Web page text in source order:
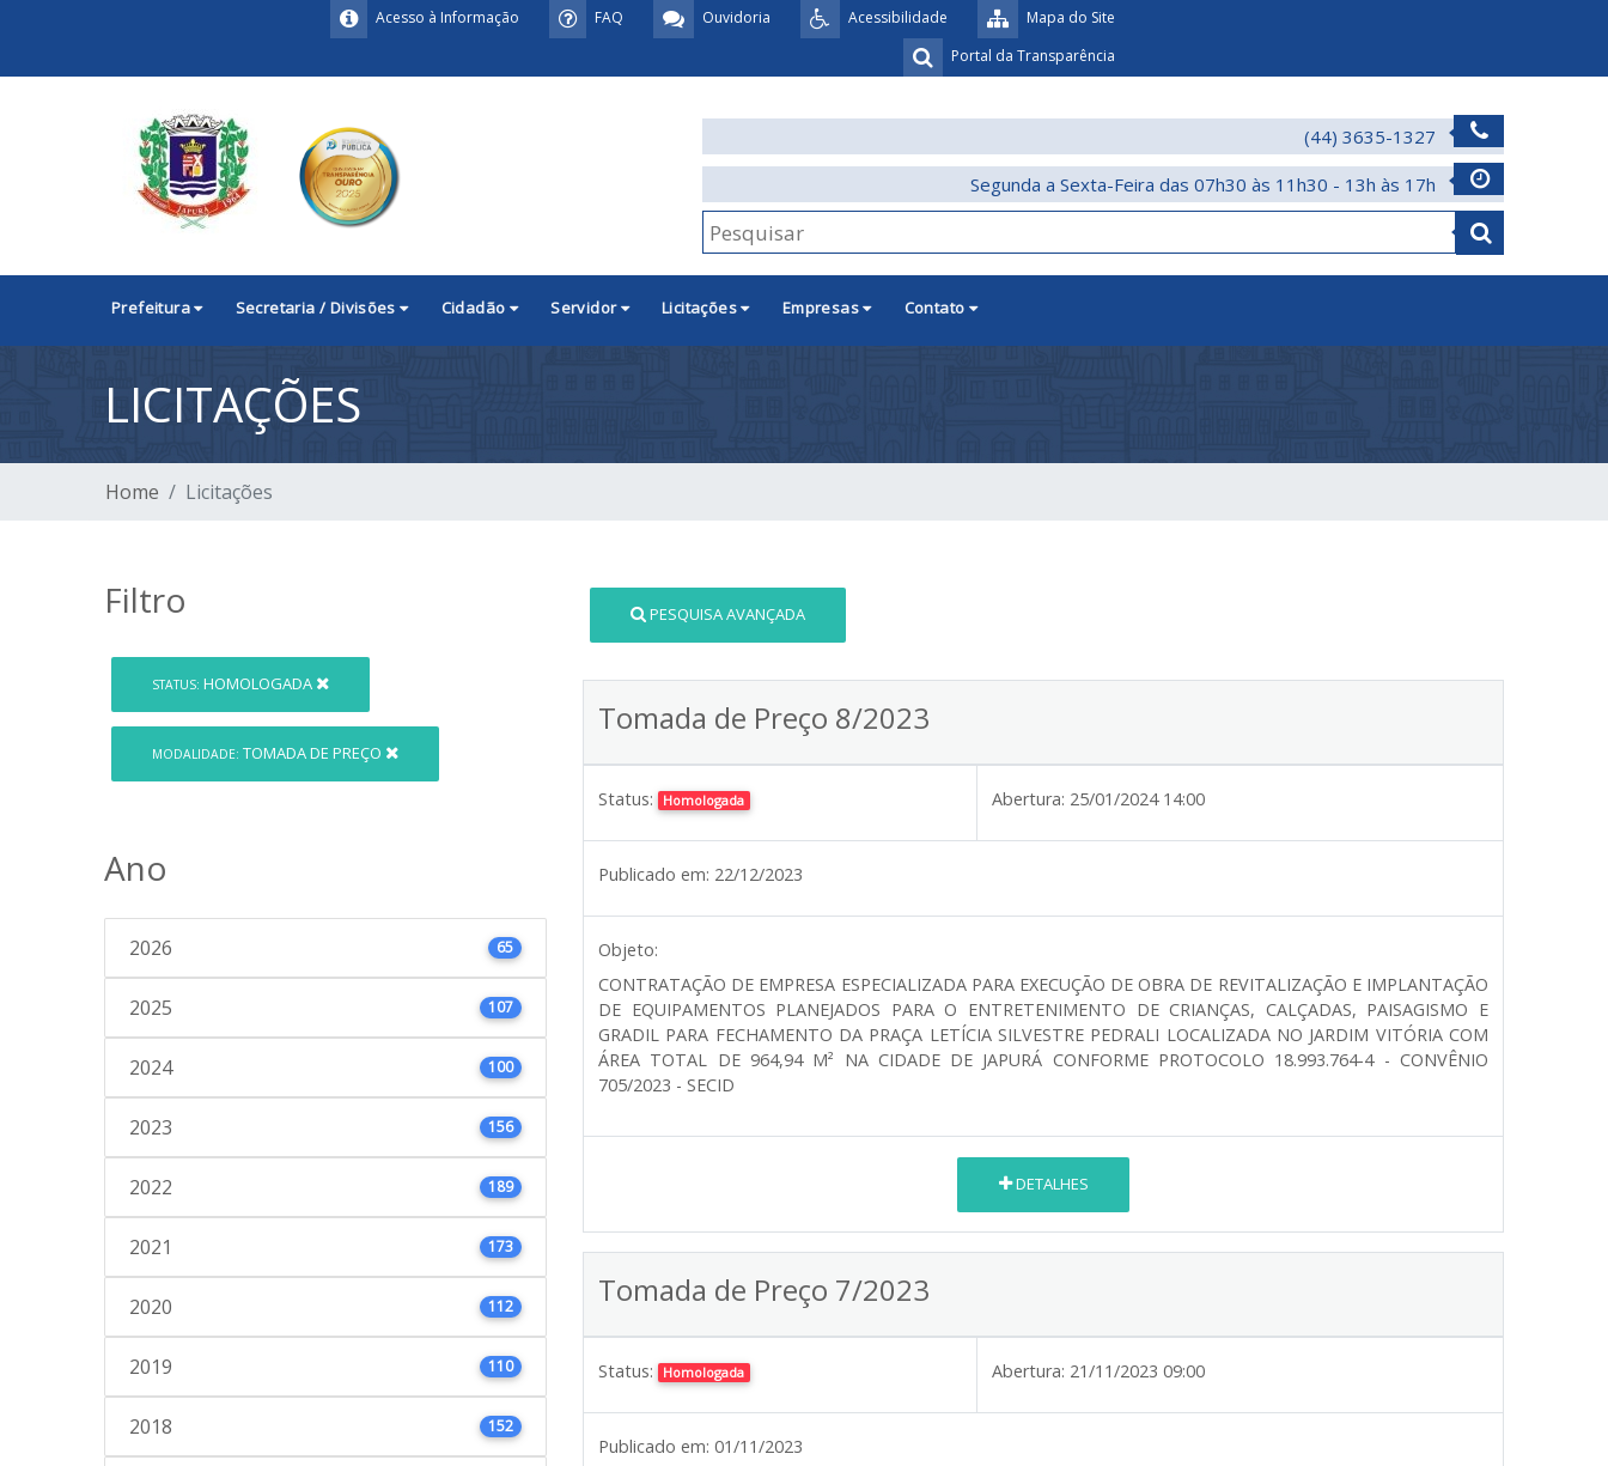
Mapa do Site
Acessibilidade
Ouvidoria
FAQ
Acesso à Informação
Portal da Transparência
(44) 3635-1327
Segunda a Sexta-Feira das 07h30 às 11h30 - 13h às 17h
Prefeitura Secretaria / Divisões Cidadão Servidor Licitações Empresas Contato
LICITAÇÕES
Home Licitações
Filtro
STATUS: HOMOLOGADA
MODALIDADE: TOMADA DE PREÇO
Ano
2026 65
2025 107
2024 100
2023 156
2022 189
2021 173
2020 112
2019 110
2018 152
PESQUISA AVANÇADA
Tomada de Preço 8/2023
Status: Homologada Abertura: 25/01/2024 14:00
Publicado em: 22/12/2023
Objeto:
CONTRATAÇÃO DE EMPRESA ESPECIALIZADA PARA EXECUÇÃO DE OBRA DE REVITALIZAÇÃO E IMPLANTAÇÃO
DE EQUIPAMENTOS PLANEJADOS PARA O ENTRETENIMENTO DE CRIANÇAS, CALÇADAS, PAISAGISMO E
GRADIL PARA FECHAMENTO DA PRAÇA LETÍCIA SILVESTRE PEDRALI LOCALIZADA NO JARDIM VITÓRIA COM
ÁREA TOTAL DE 964,94 M² NA CIDADE DE JAPURÁ CONFORME PROTOCOLO 18.993.764-4 - CONVÊNIO
705/2023 - SECID
DETALHES
Tomada de Preço 7/2023
Status: Homologada Abertura: 21/11/2023 09:00
Publicado em: 01/11/2023